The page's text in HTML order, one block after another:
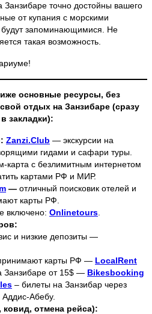
точно достойны вашего
от купания с морскими
будут запоминающимися. Не
такая возможность.
основные ресурсы, без
отдых на Занзибаре (сразу
закладки):
Zanzi.Club — экскурсии на
гидами и сафари туры.
карта с безлимитным интернетом
картами РФ и МИР.
— отличный поисковик отелей и
карты РФ.
включено: Onlinetours
и низкие депозиты —
карты РФ — LocalRent
Занзибаре от 15$ — Bikesbooking
– билеты на Занзибар через
Абебу.
отмена рейса):